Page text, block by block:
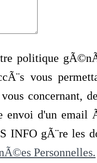
politique
vous
concernant,
envoi d'un
INFO gÃ¨re les
Personnelles.